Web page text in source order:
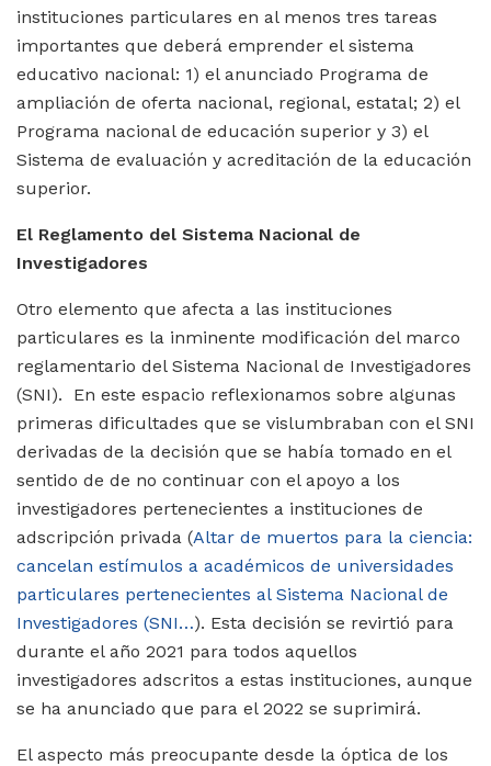
instituciones particulares en al menos tres tareas
importantes que deberá emprender el sistema
educativo nacional: 1) el anunciado Programa de
ampliación de oferta nacional, regional, estatal; 2) el
Programa nacional de educación superior y 3) el
Sistema de evaluación y acreditación de la educación
superior.
El Reglamento del Sistema Nacional de
Investigadores
Otro elemento que afecta a las instituciones
particulares es la inminente modificación del marco
reglamentario del Sistema Nacional de Investigadores
(SNI). En este espacio reflexionamos sobre algunas
primeras dificultades que se vislumbraban con el SNI
derivadas de la decisión que se había tomado en el
sentido de de no continuar con el apoyo a los
investigadores pertenecientes a instituciones de
adscripción privada (Altar de muertos para la ciencia:
cancelan estímulos a académicos de universidades
particulares pertenecientes al Sistema Nacional de
Investigadores (SNI…). Esta decisión se revirtió para
durante el año 2021 para todos aquellos
investigadores adscritos a estas instituciones, aunque
se ha anunciado que para el 2022 se suprimirá.
El aspecto más preocupante desde la óptica de los